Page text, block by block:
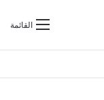
القائمةبحث عن